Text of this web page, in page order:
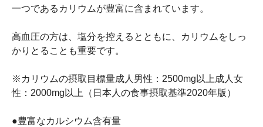
一つであるカリウムが豊富に含まれています。
高血圧の方は、塩分を控えるとともに、カリウムをしっ
かりとることも重要です。
※カリウムの摂取目標量成人男性：2500mg以上成人女
性：2000mg以上（日本人の食事摂取基準2020年版）
●豊富なカルシウム含有量